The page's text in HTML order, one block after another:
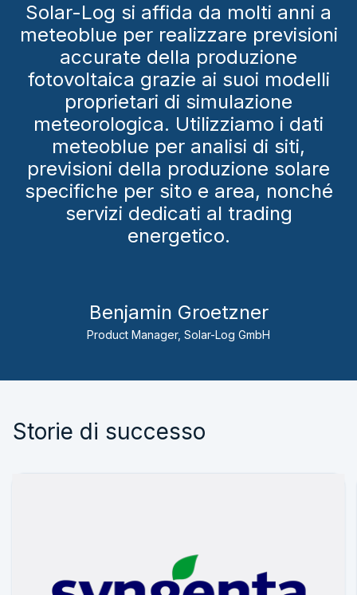
Solar-Log si affida da molti anni a
meteoblue per realizzare previsioni
accurate della produzione
fotovoltaica grazie ai suoi modelli
proprietari di simulazione
meteorologica. Utilizziamo i dati
meteoblue per analisi di siti,
previsioni della produzione solare
specifiche per sito e area, nonché
servizi dedicati al trading
energetico.
Benjamin Groetzner
Product Manager, Solar-Log GmbH
Storie di successo